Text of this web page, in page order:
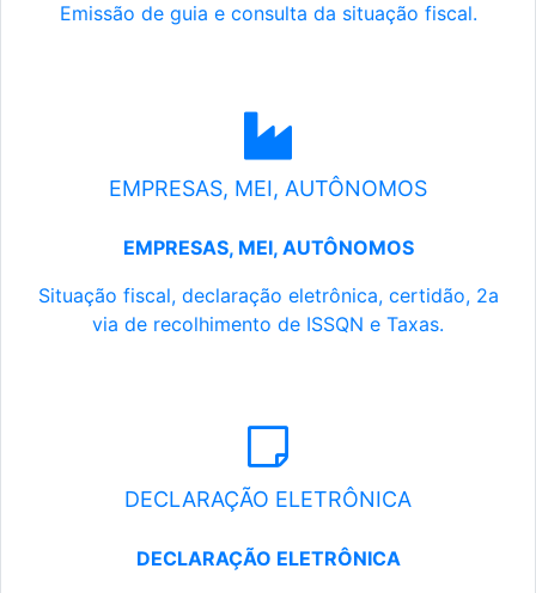
Emissão de guia e consulta da situação fiscal.
EMPRESAS, MEI, AUTÔNOMOS
EMPRESAS, MEI, AUTÔNOMOS
Situação fiscal, declaração eletrônica, certidão, 2a
via de recolhimento de ISSQN e Taxas.
DECLARAÇÃO ELETRÔNICA
DECLARAÇÃO ELETRÔNICA